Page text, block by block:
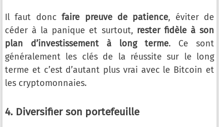
Il faut doncfaire preuve de patience, éviter de
céder à la panique et surtout, rester fidèle à son
plan d’investissement à long terme. Ce sont
généralement les clés de la réussite sur le long
terme et c’est d’autant plus vrai avec le Bitcoin et
les cryptomonnaies.
4. Diversifier son portefeuille